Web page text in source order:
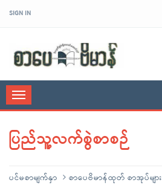
SIGN IN
Toggle
navigation
ပြည်သူ့လက်စွဲစာစဉ်
ပင်မစာမျက်နှာ စာပေဗိမာန်ထုတ် စာအုပ်များ